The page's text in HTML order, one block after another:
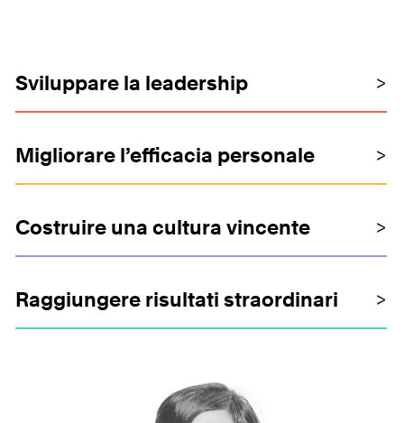
Sviluppare la leadership >
Migliorare l’efficacia personale >
Costruire una cultura vincente >
Raggiungere risultati straordinari >